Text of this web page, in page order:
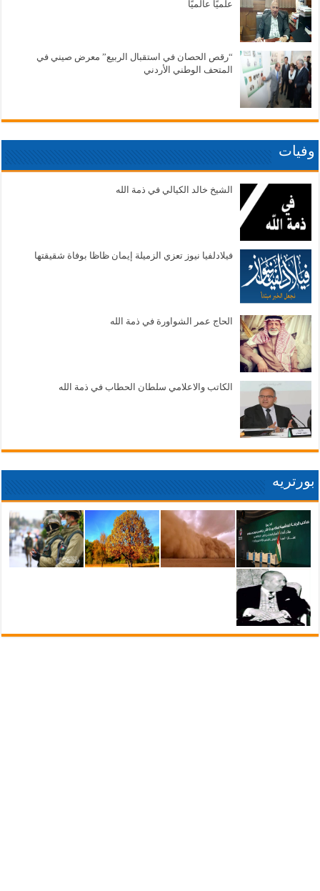
علميًا عالميًا
“رقص الحصان في استقبال الربيع” معرض صيني في
المتحف الوطني الأردني
وفيات
الشيخ خالد الكيالي في ذمة الله
فيلادلفيا نيوز تعزي الزميلة إيمان ظاظا بوفاة شقيقتها
الحاج عمر الشواورة في ذمة الله
الكاتب والاعلامي سلطان الحطاب في ذمة الله
بورتريه